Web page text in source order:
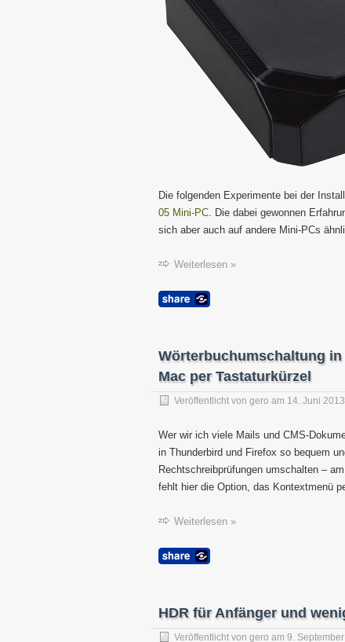
Die folgenden Experimente bei der
05 Mini-PC. Die dabei gewonnen
sich aber auch auf andere Mini-PCs
Weiterlesen »
Wörterbuchumschaltung
Mac per Tastaturkürzel
Veröffentlicht von gero am 14. Juni 2013
Wer wir ich viele Mails und CMS-
in Thunderbird und Firefox so bequem
Rechtschreibprüfungen umschalten –
fehlt hier die Option, das Kontextmenü
Weiterlesen »
HDR für Anfänger und
Veröffentlicht von gero am 9.